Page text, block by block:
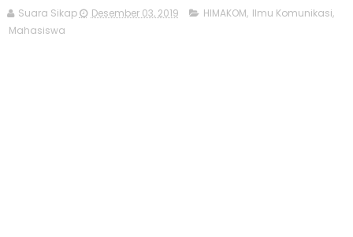
Suara Sikap Desember 03, 2019 HIMAKOM, Ilmu Komunikasi,
Mahasiswa